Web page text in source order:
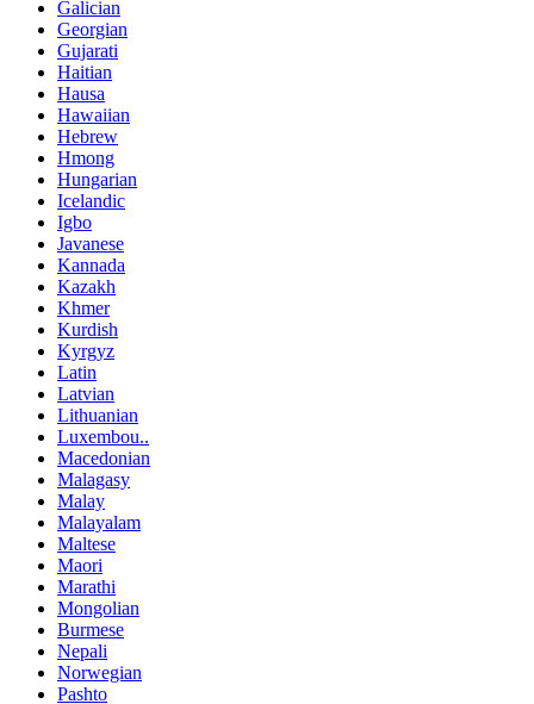
Galician
Georgian
Gujarati
Haitian
Hausa
Hawaiian
Hebrew
Hmong
Hungarian
Icelandic
Igbo
Javanese
Kannada
Kazakh
Khmer
Kurdish
Kyrgyz
Latin
Latvian
Lithuanian
Luxembou..
Macedonian
Malagasy
Malay
Malayalam
Maltese
Maori
Marathi
Mongolian
Burmese
Nepali
Norwegian
Pashto